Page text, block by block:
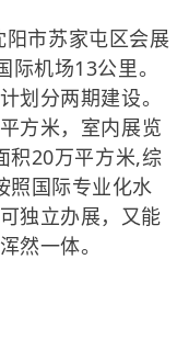
市苏家屯区会展
机场13公里。
划分两期建设。
方米，室内展览
积20万平方米,综
照国际专业化水
独立办展，又能
然一体。